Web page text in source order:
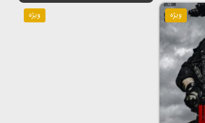
ویژه ویژه